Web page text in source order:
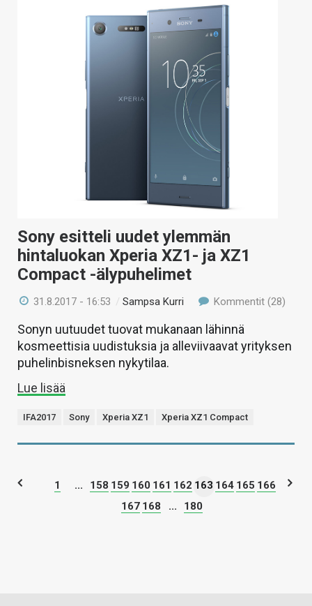
Sony esitteli uudet ylemmän
hintaluokan Xperia XZ1- ja XZ1
Compact -älypuhelimet
31.8.2017 - 16:53 /Sampsa Kurri Kommentit (28)
Sonyn uutuudet tuovat mukanaan lähinnä
kosmeettisia uudistuksia ja alleviivaavat yrityksen
puhelinbisneksen nykytilaa.
Lue lisää
IFA2017 Sony Xperia XZ1 Xperia XZ1 Compact
1 ... 158 159 160 161 162 163 164 165 166
167 168 ... 180